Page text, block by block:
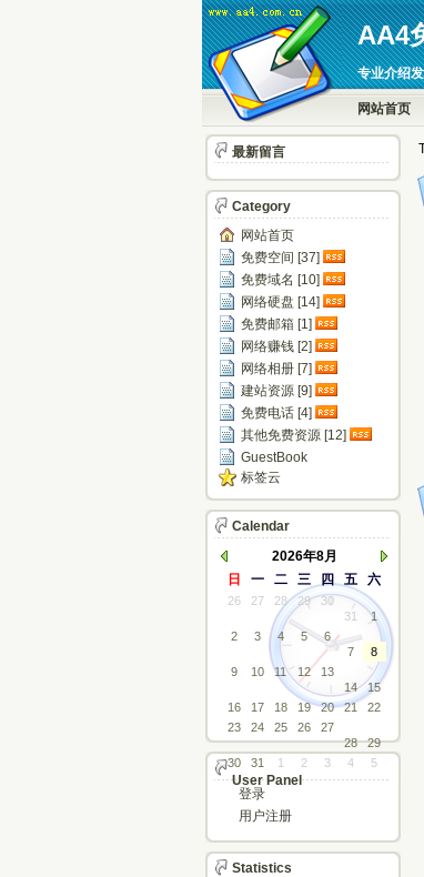
AA4
专业介绍
网站首页
最新留言
Category
网站首页
免费空间 [37]
免费域名 [10]
网络硬盘 [14]
免费邮箱 [1]
网络赚钱 [2]
网络相册 [7]
建站资源 [9]
免费电话 [4]
其他免费资源 [12]
GuestBook
标签云
Calendar
2026年8月
日
一 二 三 四 五 六
26 27 28 29
30
31
1
2
3 4 5
6
7
8
9
10 11 12
13
14
15
16
17 18 19 20 21
22
23
24 25 26
27
28
29
30
31 1 2 3 4 5
User Panel
登录
用户注册
Statistics